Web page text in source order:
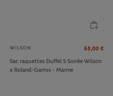
WILSON 65,00 €
Sac raquettes Duffel S Soirée Wilson
x Roland-Garros - Marine